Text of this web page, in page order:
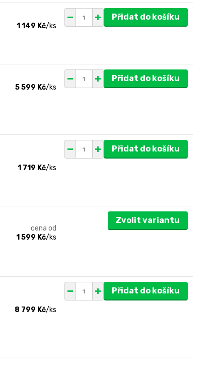
1 149 Kč/ks
Přidat do košíku
5 599 Kč/ks
Přidat do košíku
1 719 Kč/ks
Přidat do košíku
cena od
1 599 Kč/ks
Zvolit variantu
8 799 Kč/ks
Přidat do košíku